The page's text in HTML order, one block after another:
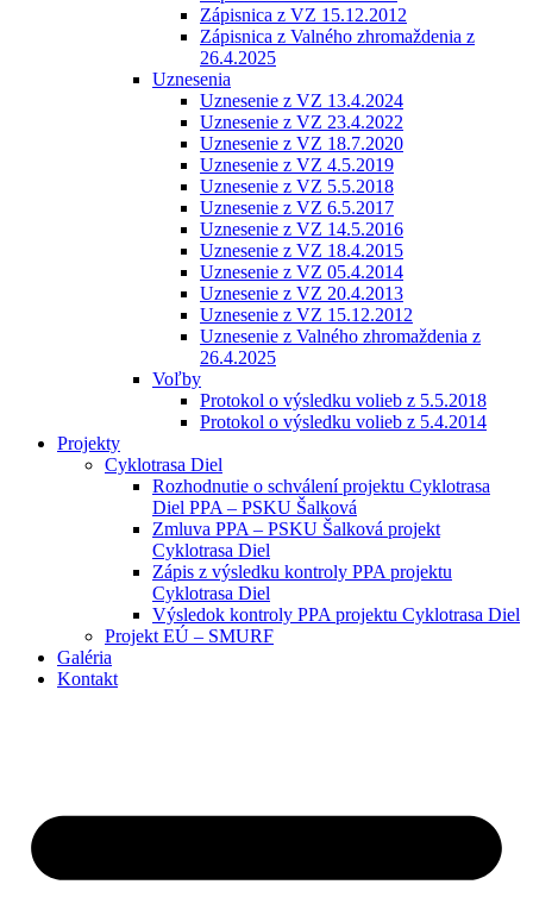
Zápisnica z VZ 15.12.2012
Zápisnica z Valného zhromaždenia z
26.4.2025
Uznesenia
Uznesenie z VZ 13.4.2024
Uznesenie z VZ 23.4.2022
Uznesenie z VZ 18.7.2020
Uznesenie z VZ 4.5.2019
Uznesenie z VZ 5.5.2018
Uznesenie z VZ 6.5.2017
Uznesenie z VZ 14.5.2016
Uznesenie z VZ 18.4.2015
Uznesenie z VZ 05.4.2014
Uznesenie z VZ 20.4.2013
Uznesenie z VZ 15.12.2012
Uznesenie z Valného zhromaždenia z
26.4.2025
Voľby
Protokol o výsledku volieb z 5.5.2018
Protokol o výsledku volieb z 5.4.2014
Projekty
Cyklotrasa Diel
Rozhodnutie o schválení projektu Cyklotrasa
Diel PPA – PSKU Šalková
Zmluva PPA – PSKU Šalková projekt
Cyklotrasa Diel
Zápis z výsledku kontroly PPA projektu
Cyklotrasa Diel
Výsledok kontroly PPA projektu Cyklotrasa Diel
Projekt EÚ – SMURF
Galéria
Kontakt